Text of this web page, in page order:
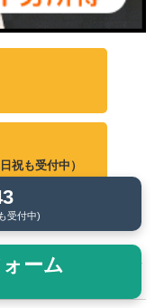
祝も受付中）
？利用できる支援制度を
受付中)
ーム